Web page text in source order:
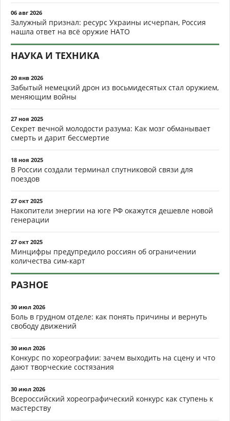
06 авг 2026
Залужный признал: ресурс Украины исчерпан, Россия
нашла ответ на всё оружие НАТО
НАУКА И ТЕХНИКА
20 янв 2026
Забытый немецкий дрон из восьмидесятых стал оружием,
меняющим войны
27 ноя 2025
Секрет вечной молодости разума: Как мозг обманывает
смерть и дарит бессмертие
18 ноя 2025
В России создали терминал спутниковой связи для
поездов
27 окт 2025
Накопители энергии на юге РФ окажутся дешевле новой
генерации
27 окт 2025
Минцифры предупредило россиян об ограничении
количества сим-карт
РАЗНОЕ
30 июл 2026
Боль в грудном отделе: как понять причины и вернуть
свободу движений
30 июл 2026
Конкурс по хореографии: зачем выходить на сцену и что
дают творческие состязания
30 июл 2026
Всероссийский хореографический конкурс как ступень к
мастерству